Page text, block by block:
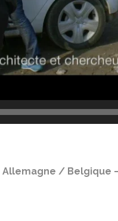
Allemagne / Belgique